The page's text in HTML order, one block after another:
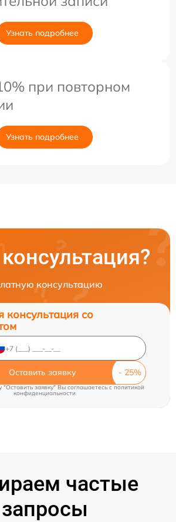
Узнать подробнее
при повторном
Узнать подробнее
консультацию
консультация со
Оставить заявку
заявку" Вы соглашаетесь c политикой
конфиденциальности
частые
запросы